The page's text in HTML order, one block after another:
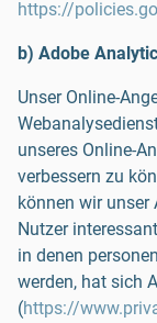
https://
b) Adobe
Unser Online-
unseres Online-
verbessern zu
können wir unser
Nutzer
in denen
werden, hat sich
(https://